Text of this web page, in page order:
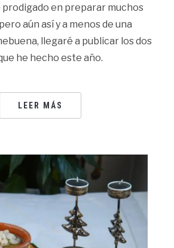
prodigado en preparar muchos
aún así y a menos de una
llegaré a publicar los dos
he hecho este año.
LEER MÁS